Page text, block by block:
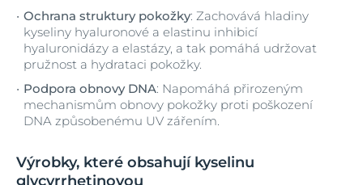
Ochrana struktury pokožky: Zachovává hladiny
kyseliny hyaluronové a elastinu inhibicí
hyaluronidázy a elastázy, a tak pomáhá udržovat
pružnost a hydrataci pokožky.
Podpora obnovy DNA: Napomáhá přirozeným
mechanismům obnovy pokožky proti poškození
DNA způsobenému UV zářením.
Výrobky, které obsahují kyselinu
glycyrrhetinovou